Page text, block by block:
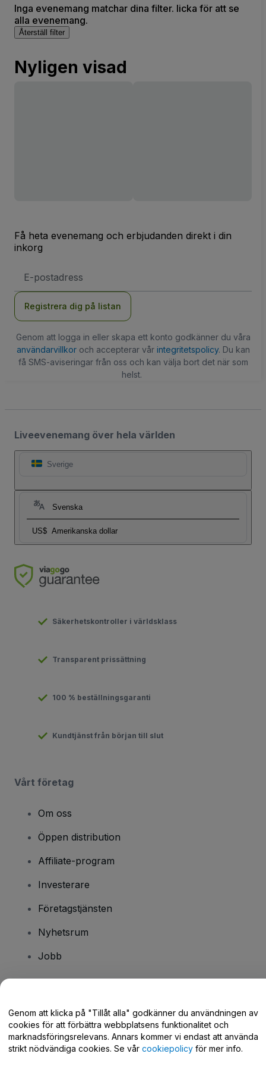
Inga evenemang matchar dina filter. licka för att se
alla evenemang.
Återställ filter
Nyligen visad
Få heta evenemang och erbjudanden direkt i din
inkorg
postadress
Registrera dig på listan
Genom att logga in eller skapa ett konto godkänner du våra
användarvillkoroch accepterar vår integritetspolicy. Du kan
få SMS-aviseringar från oss och kan välja bort det när som
helst.
Liveevenemang över hela världen
Sverige
Svenska
US$ Amerikanska dollar
Säkerhetskontroller i världsklass
Transparent prissättning
100 % beställningsgaranti
Kundtjänst från början till slut
Vårt företag
Om oss
Öppen distribution
Affiliate-program
Investerare
Företagstjänsten
Nyhetsrum
Jobb
Hjälpcenter / Kontakta oss
Genom att klicka på "Tillåt alla" godkänner du användningen av
cookies för att förbättra webbplatsens funktionalitet och
marknadsföringsrelevans. Annars kommer vi endast att använda
strikt nödvändiga cookies. Se vår cookiepolicy för mer info.